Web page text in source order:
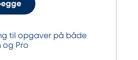
til opgaver på både
og Pro